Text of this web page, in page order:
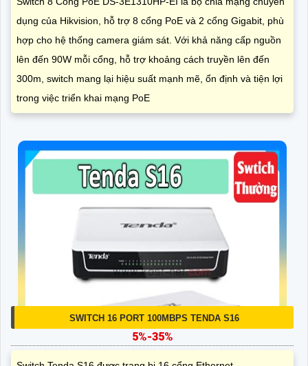
dụng của Hikvision, hỗ trợ 8 cổng PoE và 2 cổng Gigabit, phù
hợp cho hệ thống camera giám sát. Với khả năng cấp nguồn
lên đến 90W mỗi cổng, hỗ trợ khoảng cách truyền lên đến
300m, switch mang lại hiệu suất mạnh mẽ, ổn định và tiện lợi
trong việc triển khai mạng PoE
SWITCH 16 PORT 100MBPS TENDA S16
5%-35%